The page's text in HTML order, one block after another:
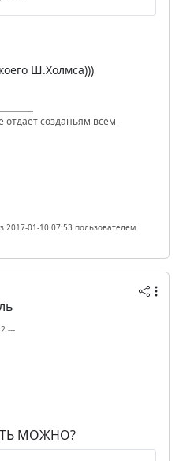
Ш.Холмса)))
отдает созданьям всем -
2017-01-10 07:53 пользователем
МОЖНО?